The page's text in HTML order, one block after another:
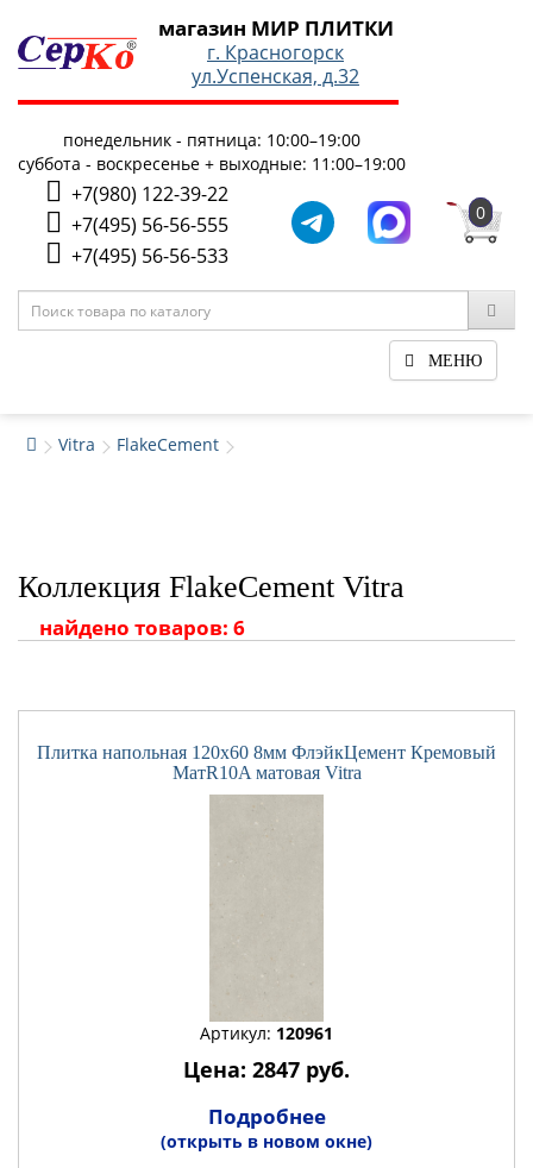
магазин МИР ПЛИТКИ
г. Красногорск
ул.Успенская, д.32
понедельник - пятница: 10:00–19:00
суббота - воскресенье + выходные: 11:00–19:00
+7(980) 122-39-22
+7(495) 56-56-555
+7(495) 56-56-533
0
МЕНЮ
Vitra FlakeCement
Коллекция FlakeCement Vitra
найдено товаров: 6
Плитка напольная 120x60 8мм ФлэйкЦемент Кремовый
МатR10A матовая Vitra
Артикул: 120961
Цена: 2847 руб.
Подробнее
(открыть в новом окне)